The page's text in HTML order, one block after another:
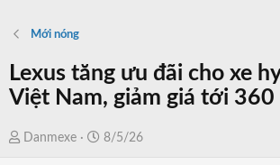
Mới nóng
Lexus tăng ưu đãi cho xe
Việt Nam, giảm giá tới
T
Danmexe
N
8/5/26